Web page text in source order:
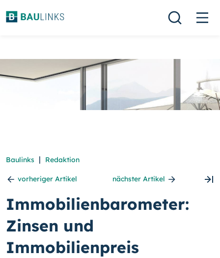
Baulinks | Redaktion
vorheriger Artikel nächster Artikel
Immobilienbarometer:
Zinsen und
Immobilienpreis